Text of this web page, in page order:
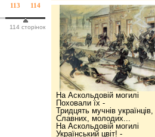
113 114
114 сторінок
На Аскольдовій могилі
Поховали їх -
Тридцять мучнів українців,
Славних, молодих...
На Аскольдовій могилі
Український цвіт! -